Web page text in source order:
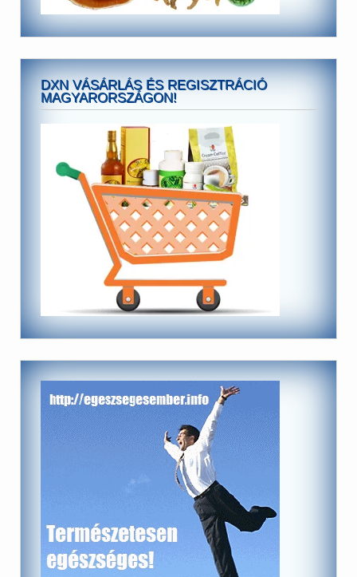
DXN VÁSÁRLÁS ÉS REGISZTRÁCIÓ
MAGYARORSZÁGON!